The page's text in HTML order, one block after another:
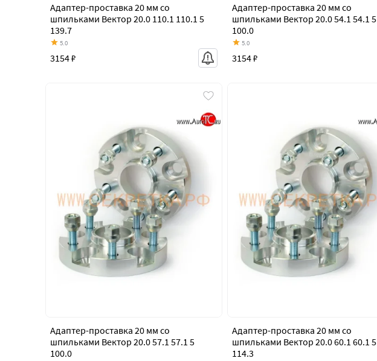
Адаптер-проставка 20 мм со
шпильками Вектор 20.0 110.1 110.1 5
139.7
5.0
3154 ₽
Адаптер-проставка 20 мм со
шпильками Вектор 20.0 54.1 54.1 5
100.0
5.0
3154 ₽
Адаптер-проставка 20 мм со
шпильками Вектор 20.0 57.1 57.1 5
100.0
Адаптер-проставка 20 мм со
шпильками Вектор 20.0 60.1 60.1 5
114.3